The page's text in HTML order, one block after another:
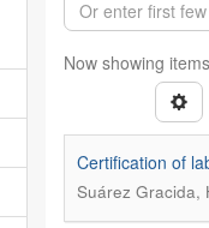
Now showing
Certification of
Suárez Gracida,